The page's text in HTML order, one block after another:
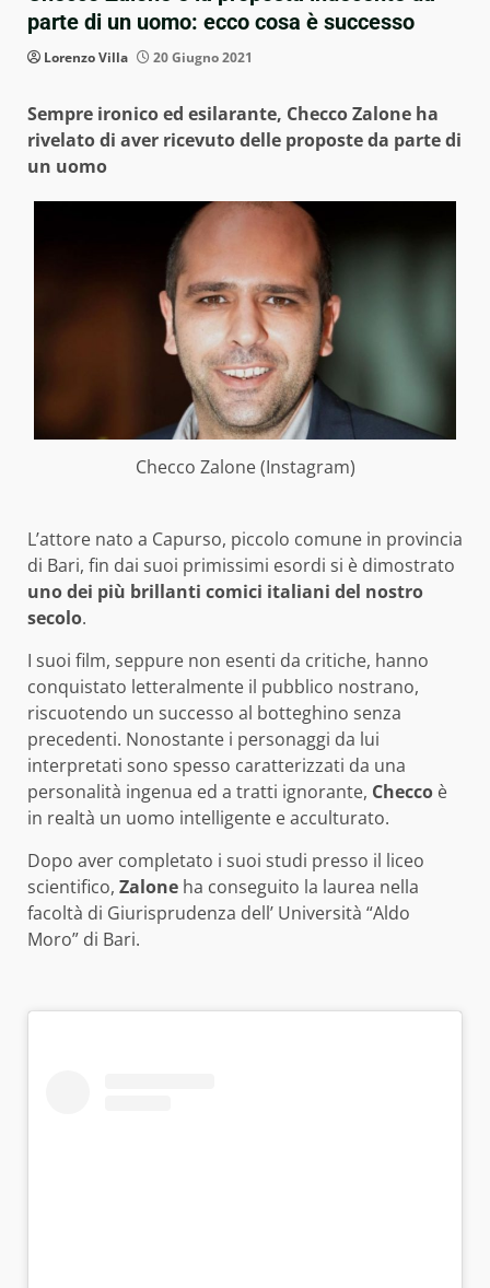
parte di un uomo: ecco cosa è successo
Lorenzo Villa 20 Giugno 2021
Sempre ironico ed esilarante, Checco Zalone ha
rivelato di aver ricevuto delle proposte da parte di
un uomo
Checco Zalone (Instagram)
L’attore nato a Capurso, piccolo comune in provincia
di Bari, fin dai suoi primissimi esordi si è dimostrato
uno dei più brillanti comici italiani del nostro
secolo.
I suoi film, seppure non esenti da critiche, hanno
conquistato letteralmente il pubblico nostrano,
riscuotendo un successo al botteghino senza
precedenti. Nonostante i personaggi da lui
interpretati sono spesso caratterizzati da una
personalità ingenua ed a tratti ignorante, Checco è
in realtà un uomo intelligente e acculturato.
Dopo aver completato i suoi studi presso il liceo
scientifico, Zalone ha conseguito la laurea nella
facoltà di Giurisprudenza dell’ Università “Aldo
Moro” di Bari.